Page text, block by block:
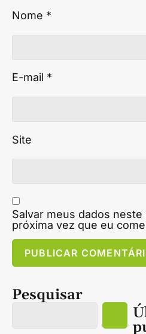
Nome *
E-mail *
Site
Salvar meus dados neste
próxima vez que eu
Pesquisar